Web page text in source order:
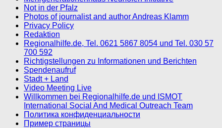
Not in der Pfalz
Photos of journalist and author Andreas Klamm
Privacy Policy
Redaktion
Regionalhilfe.de, Tel. 0621 5867 8054 und Tel. 030 57
700 592
Richtigstellungen zu Informationen und Berichten
Spendenaufruf
Stadt + Land
Video Meeting Live
Willkommen bei Regionalhilfe.de und ISMOT
International Social And Medical Outreach Team
Политика конфиденциальности
Пример страницы